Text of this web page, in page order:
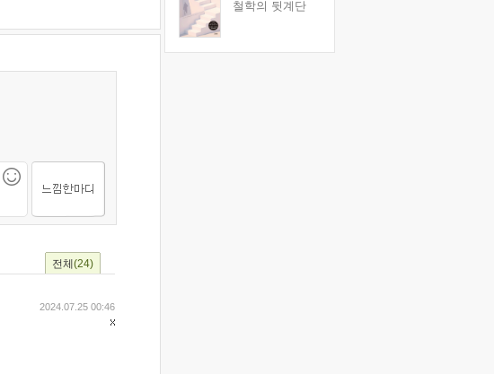
전체(24)
2024.07.25 00:46
철학의 뒷계단